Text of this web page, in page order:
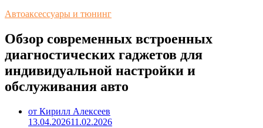
Автоаксессуары и тюнинг
Обзор современных встроенных
диагностических гаджетов для
индивидуальной настройки и
обслуживания авто
от Кирилл Алексеев
13.04.202611.02.2026